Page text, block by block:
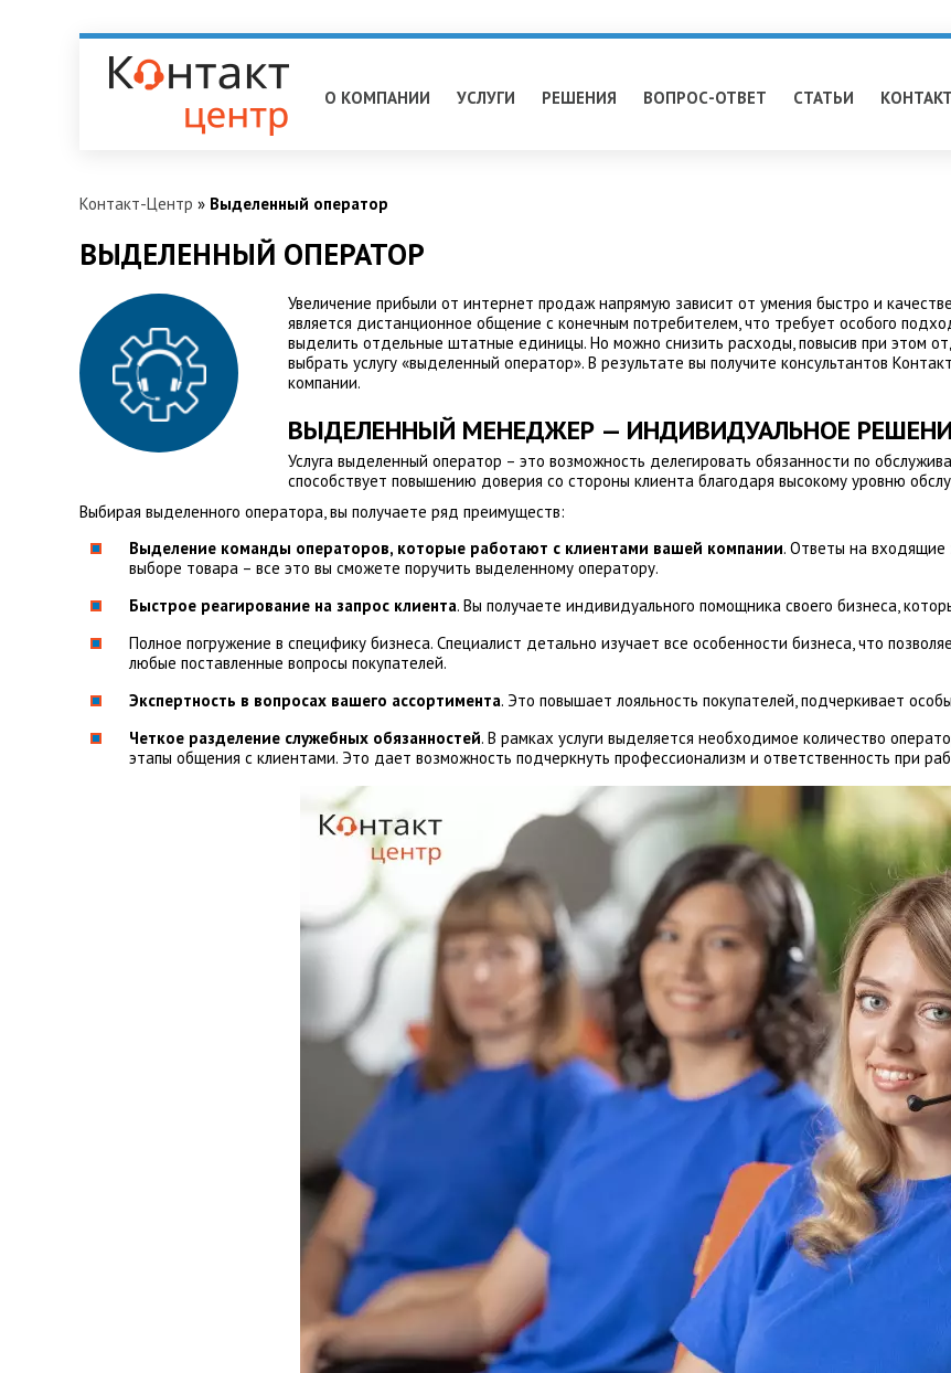
О КОМПАНИИ УСЛУГИ РЕШЕНИЯ ВОПРОС-ОТВЕТ СТАТЬИ
Контакт-Центр » Выделенный оператор
ВЫДЕЛЕННЫЙ ОПЕРАТОР
Увеличение прибыли от интернет продаж напрямую зависит от умения быстро и
является дистанционное общение с конечным потребителем, что требует особого
выделить отдельные штатные единицы. Но можно снизить расходы, повысив при этом
выбрать услугу «выделенный оператор». В результате вы получите консультантов
компании.
ВЫДЕЛЕННЫЙ МЕНЕДЖЕР — ИНДИВИДУАЛЬНОЕ
Услуга выделенный оператор – это возможность делегировать обязанности по
способствует повышению доверия со стороны клиента благодаря высокому уровню
Выбирая выделенного оператора, вы получаете ряд преимуществ:
Выделение команды операторов, которые работают с клиентами вашей компании. Ответы на входящие
выборе товара – все это вы сможете поручить выделенному оператору.
Быстрое реагирование на запрос клиента. Вы получаете индивидуального помощника своего бизнеса,
Полное погружение в специфику бизнеса. Специалист детально изучает все особенности бизнеса, что
любые поставленные вопросы покупателей.
Экспертность в вопросах вашего ассортимента. Это повышает лояльность покупателей, подчеркивает
Четкое разделение служебных обязанностей. В рамках услуги выделяется необходимое количество
этапы общения с клиентами. Это дает возможность подчеркнуть профессионализм и ответственность при